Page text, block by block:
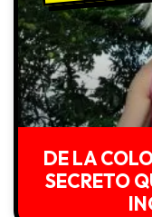
DE LA
SECRETO